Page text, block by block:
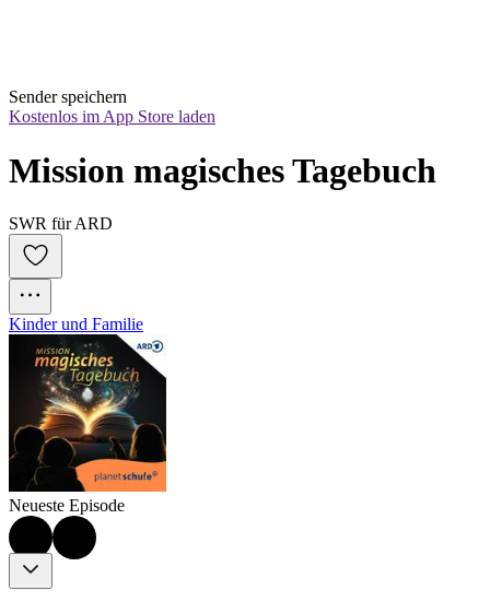
Sender speichern
Kostenlos im App Store laden
Mission magisches Tagebuch
SWR für ARD
Kinder und Familie
Neueste Episode